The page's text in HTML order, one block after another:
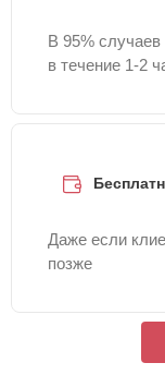
В 95% случаев
в течение 1-2
Даже если
позже